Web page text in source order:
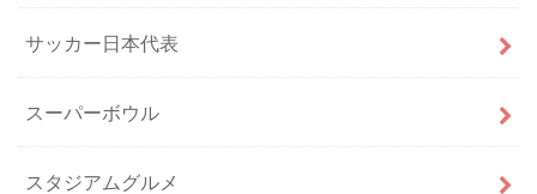
サッカー日本代表
スーパーボウル
スタジアムグルメ